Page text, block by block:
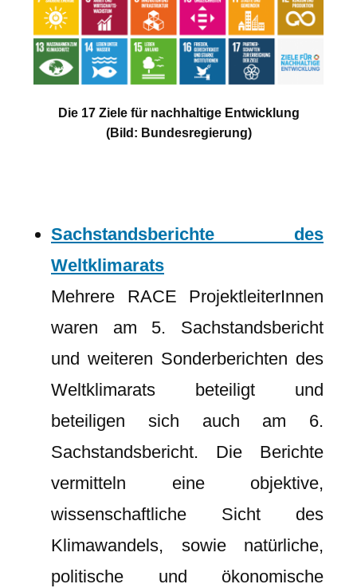
Die 17 Ziele für nachhaltige Entwicklung
(Bild: Bundesregierung)
Sachstandsberichte des
Weltklimarats
Mehrere RACE ProjektleiterInnen
waren am 5. Sachstandsbericht
und weiteren Sonderberichten des
Weltklimarats beteiligt und
beteiligen sich auch am 6.
Sachstandsbericht. Die Berichte
vermitteln eine objektive,
wissenschaftliche Sicht des
Klimawandels, sowie natürliche,
politische und ökonomische